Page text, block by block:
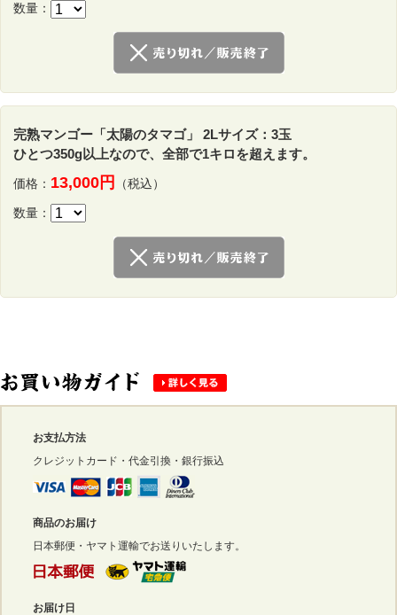
数量：
完熟マンゴー「太陽のタマゴ」 2Lサイズ：3玉
ひとつ350g以上なので、全部で1キロを超えます。
価格： 13,000円 （税込）
数量：
お支払方法
クレジットカード・代金引換・銀行振込
商品のお届け
日本郵便・ヤマト運輸でお送りいたします。
お届け日